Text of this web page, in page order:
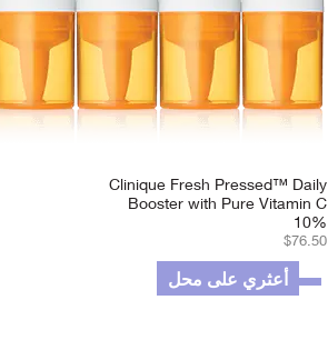
Clinique Fresh Pressed™ Daily
Booster with Pure Vitamin C
10%
$76.50
أعثري على محل